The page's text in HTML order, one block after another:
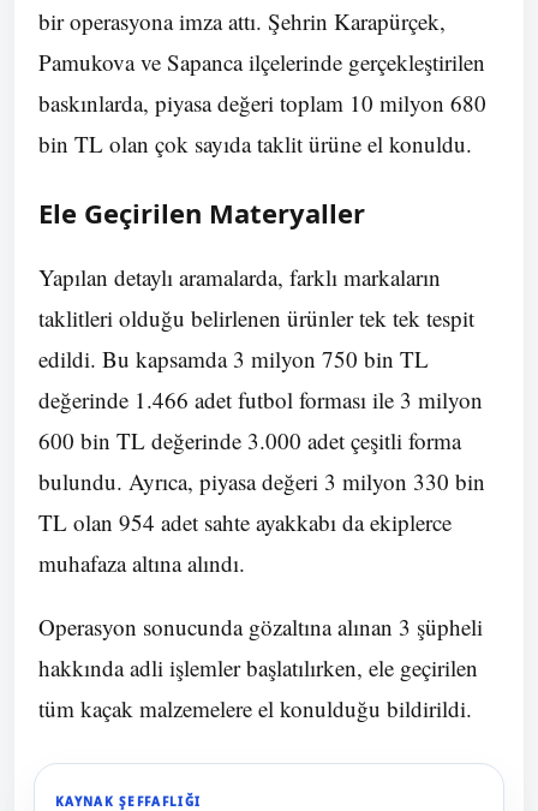
bir operasyona imza attı. Şehrin Karapürçek,
Pamukova ve Sapanca ilçelerinde gerçekleştirilen
baskınlarda, piyasa değeri toplam 10 milyon 680
bin TL olan çok sayıda taklit ürüne el konuldu.
Ele Geçirilen Materyaller
Yapılan detaylı aramalarda, farklı markaların
taklitleri olduğu belirlenen ürünler tek tek tespit
edildi. Bu kapsamda 3 milyon 750 bin TL
değerinde 1.466 adet futbol forması ile 3 milyon
600 bin TL değerinde 3.000 adet çeşitli forma
bulundu. Ayrıca, piyasa değeri 3 milyon 330 bin
TL olan 954 adet sahte ayakkabı da ekiplerce
muhafaza altına alındı.
Operasyon sonucunda gözaltına alınan 3 şüpheli
hakkında adli işlemler başlatılırken, ele geçirilen
tüm kaçak malzemelere el konulduğu bildirildi.
KAYNAK ŞEFFAFLIĞI